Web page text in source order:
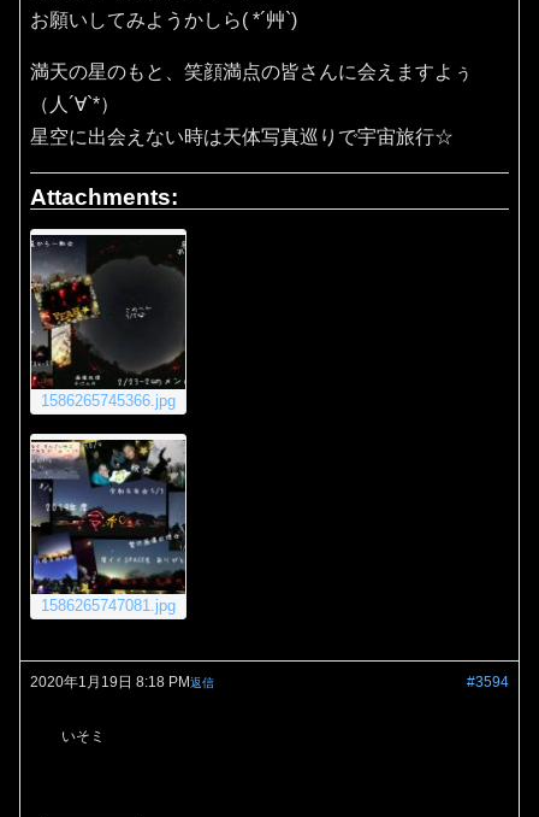
お願いしてみようかしら( *´艸`)
満天の星のもと、笑顔満点の皆さんに会えますよぅ
（人´∀`*）
星空に出会えない時は天体写真巡りで宇宙旅行☆
Attachments:
1586265745366.jpg
1586265747081.jpg
2020年1月19日 8:18 PM #3594
返信
いそミ